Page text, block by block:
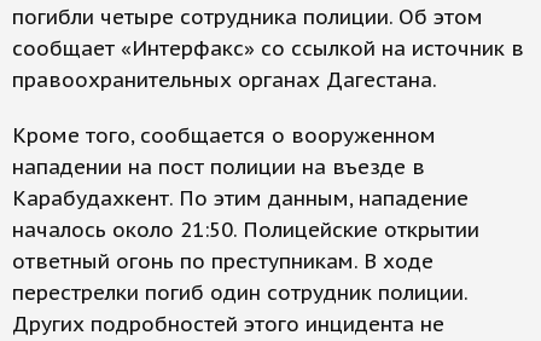
погибли четыре сотрудника полиции. Об этом
сообщает «Интерфакс» со ссылкой на источник в
правоохранительных органах Дагестана.
Кроме того, сообщается о вооруженном
нападении на пост полиции на въезде в
Карабудахкент. По этим данным, нападение
началось около 21:50. Полицейские открытии
ответный огонь по преступникам. В ходе
перестрелки погиб один сотрудник полиции.
Других подробностей этого инцидента не